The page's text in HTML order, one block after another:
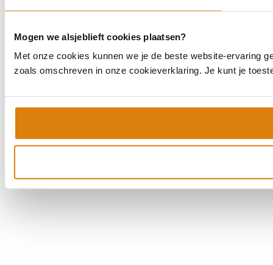
Mogen we alsjeblieft cookies plaatsen?
Met onze cookies kunnen we je de beste website-ervaring
zoals omschreven in onze cookieverklaring. Je kunt je